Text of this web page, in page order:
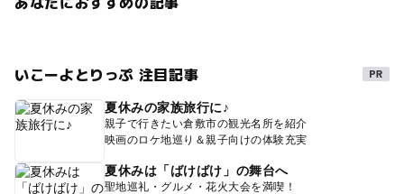
いこーよとりっぷ 注目記事
夏休みの家族旅行に♪
親子で行きたい倉敷市の観光名所を紹介
映画のロケ地巡り＆親子向けの体験充実
夏休みは「ばけばけ」の舞台へ
聖地巡礼・グルメ・花火大会を満喫！